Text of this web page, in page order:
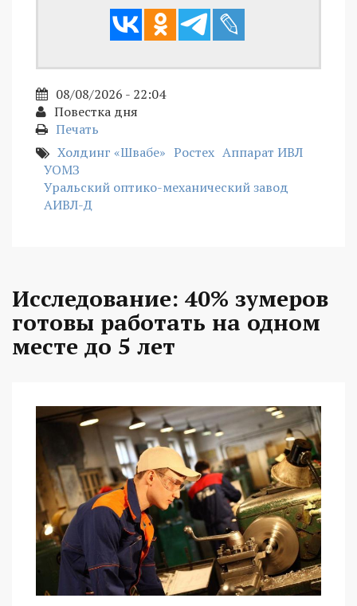
08/08/2026 - 22:04
Повестка дня
Печать
Холдинг «Швабе» Ростех Аппарат ИВЛ
УОМЗ
Уральский оптико-механический завод
АИВЛ-Д
Исследование: 40% зумеров
готовы работать на одном
месте до 5 лет